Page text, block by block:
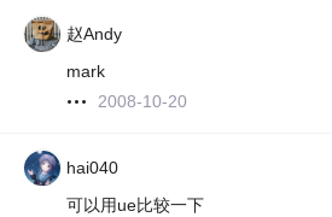
赵Andy
mark
2008-10-20
hai040
可以用ue比较一下